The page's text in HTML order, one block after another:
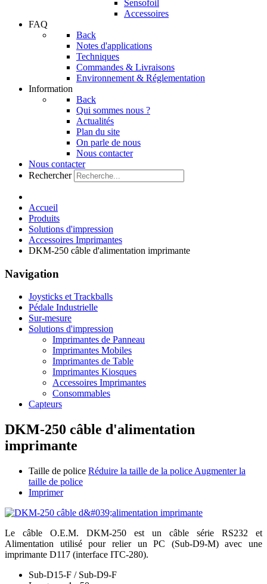
Sensofoil
Accessoires
FAQ
Back
Notes d'applications
Techniques
Commandes & Livraisons
Environnement & Réglementation
Information
Back
Qui sommes nous ?
Actualités
Plan du site
On parle de nous
Nous contacter
Nous contacter
Rechercher
Accueil
Produits
Solutions d'impression
Accessoires Imprimantes
DKM-250 câble d'alimentation imprimante
Navigation
Joysticks et Trackballs
Pédale Industrielle
Sur-mesure
Solutions d'impression
Imprimantes de Panneau
Imprimantes Mobiles
Imprimantes de Table
Imprimantes Kiosques
Accessoires Imprimantes
Consommables
Capteurs
DKM-250 câble d'alimentation
imprimante
Taille de police Réduire la taille de la police Augmenter la
taille de police
Imprimer
Le câble O.E.M. DKM-250 est un câble série RS232 et
Alimentation utilisé pour relier un PC (Sub-D9-M) avec une
imprimante D117 (interface ITC-280).
Sub-D15-F / Sub-D9-F